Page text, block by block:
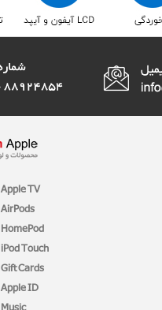
Apple TV
AirPods
HomePod
iPod Touch
Gift Cards
Apple ID